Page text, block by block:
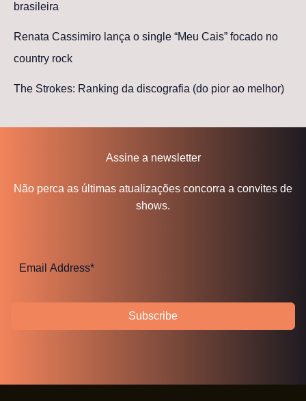
brasileira
Renata Cassimiro lança o single “Meu Cais” focado no
country rock
The Strokes: Ranking da discografia (do pior ao melhor)
Assine a newsletter
Não perca as últimas atualizações concorra a convites de
shows.
Subscribe